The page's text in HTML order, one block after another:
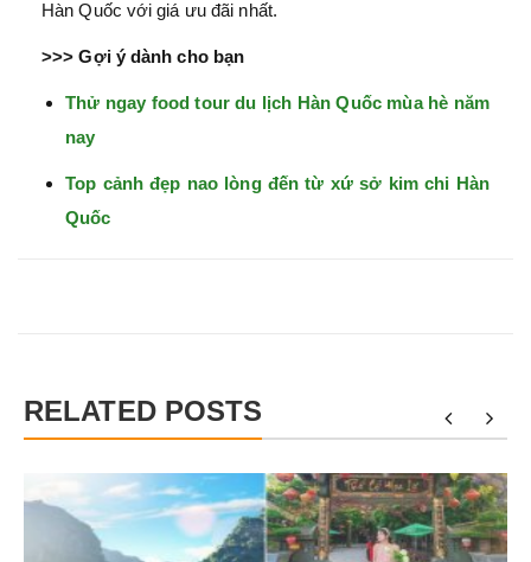
Hàn Quốc với giá ưu đãi nhất.
>>> Gợi ý dành cho bạn
Thử ngay food tour du lịch Hàn Quốc mùa hè năm
nay
Top cảnh đẹp nao lòng đến từ xứ sở kim chi Hàn
Quốc
RELATED POSTS